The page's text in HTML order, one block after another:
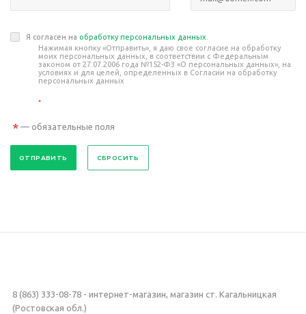
Я согласен на обработку персональных данных
Нажимая кнопку «Отправить», я даю свое согласие на обработку
моих персональных данных, в соответствии с Федеральным
законом от 27.07.2006 года №152-ФЗ «О персональных данных», на
условиях и для целей, определенных в Согласии на обработку
персональных данных
*
* — обязательные поля
СБРОСИТЬ
8 (863) 333-08-78 - интернет-магазин, магазин ст. Кагальницкая
(Ростовская обл.)